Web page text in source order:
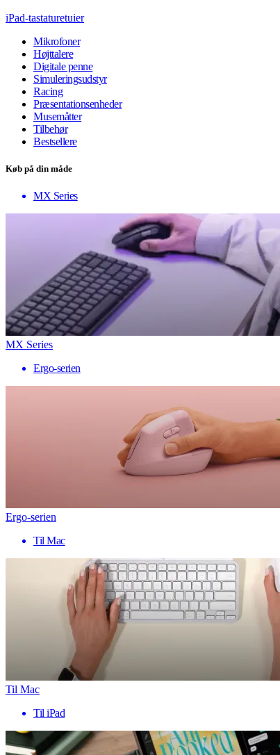
iPad-tastaturetuier
Mikrofoner
Højttalere
Digitale penne
Simuleringsudstyr
Racing
Præsentationsenheder
Musemåtter
Tilbehør
Bestsellere
Køb på din måde
MX Series
MX Series
Ergo-serien
Ergo-serien
Til Mac
Til Mac
Til iPad